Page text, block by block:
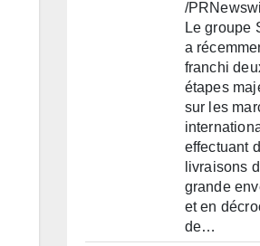
/
Le groupe
a
franchi
étapes
sur les
effectuant
livraisons
grande
et en
de…